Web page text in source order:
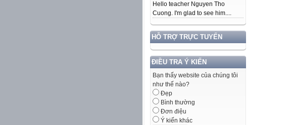
Hello teacher Nguyen Tho
Cuong. I'm glad to see him....
HỖ TRỢ TRỰC TUYẾN
ĐIỀU TRA Ý KIẾN
Bạn thấy website của chúng tôi
như thế nào?
Đẹp
Bình thường
Đơn điệu
Ý kiến khác